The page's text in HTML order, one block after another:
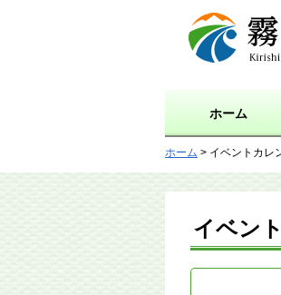
霧島市
website
ホーム
ホーム > イベントカレ
イベン